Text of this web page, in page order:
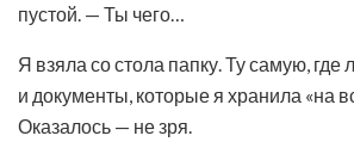
пустой. — Ты чего…
Я взяла со стола папку. Ту самую, где
и документы, которые я хранила «на
Оказалось — не зря.